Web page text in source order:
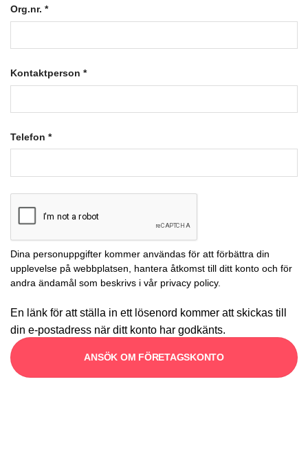
Org.nr. *
Kontaktperson *
Telefon *
Dina personuppgifter kommer användas för att förbättra din
upplevelse på webbplatsen, hantera åtkomst till ditt konto och för
andra ändamål som beskrivs i vår privacy policy.
En länk för att ställa in ett lösenord kommer att skickas till
din e-postadress när ditt konto har godkänts.
ANSÖK OM FÖRETAGSKONTO